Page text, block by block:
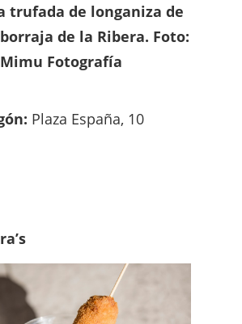
trufada de longaniza de
de la Ribera. Foto:
Mimu Fotografía
Plaza España, 10